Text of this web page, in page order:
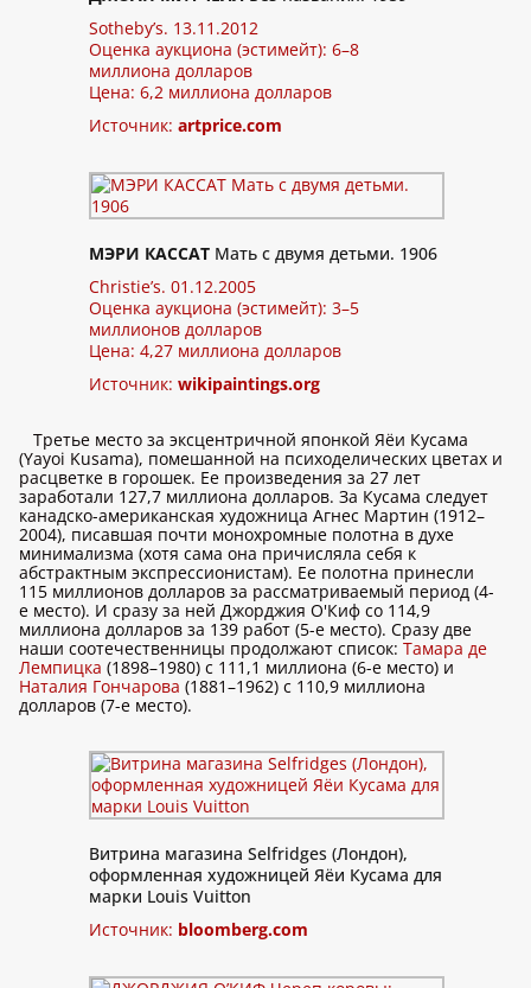
Sotheby’s. 13.11.2012
Оценка аукциона (эстимейт): 6–8
миллиона долларов
Цена: 6,2 миллиона долларов
Источник: artprice.com
МЭРИ КАССАТ Мать с двумя детьми. 1906
Christie’s. 01.12.2005
Оценка аукциона (эстимейт): 3–5
миллионов долларов
Цена: 4,27 миллиона долларов
Источник: wikipaintings.org
Третье место за эксцентричной японкой Яёи Кусама
(Yayoi Kusama), помешанной на психоделических цветах и
расцветке в горошек. Ее произведения за 27 лет
заработали 127,7 миллиона долларов. За Кусама следует
канадско-американская художница Агнес Мартин (1912–
2004), писавшая почти монохромные полотна в духе
минимализма (хотя сама она причисляла себя к
абстрактным экспрессионистам). Ее полотна принесли
115 миллионов долларов за рассматриваемый период (4-
е место). И сразу за ней Джорджия О'Киф со 114,9
миллиона долларов за 139 работ (5-е место). Сразу две
наши соотечественницы продолжают список: Тамара де
Лемпицка (1898–1980) с 111,1 миллиона (6-е место) и
Наталия Гончарова (1881–1962) с 110,9 миллиона
долларов (7-е место).
Витрина магазина Selfridges (Лондон),
оформленная художницей Яёи Кусама для
марки Louis Vuitton
Источник: bloomberg.com